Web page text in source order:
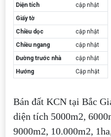
Diện tích
cập nhật
Giấy tờ
Chiều dọc
cập nhật
Chiều ngang
cập nhật
Đường trước nhà
cập nhật
Hướng
Cập nhật
Bán đất KCN tại Bắc
diện tích 5000m2,
9000m2, 10.000m2,